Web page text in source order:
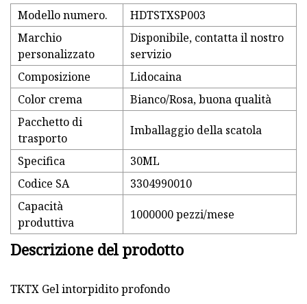
Modello numero.
HDTSTXSP003
Marchio
personalizzato
Disponibile, contatta il nostro
servizio
Composizione
Lidocaina
Color crema
Bianco/Rosa, buona qualità
Pacchetto di
trasporto
Imballaggio della scatola
Specifica
30ML
Codice SA
3304990010
Capacità
produttiva
1000000 pezzi/mese
Descrizione del prodotto
TKTX Gel intorpidito profondo